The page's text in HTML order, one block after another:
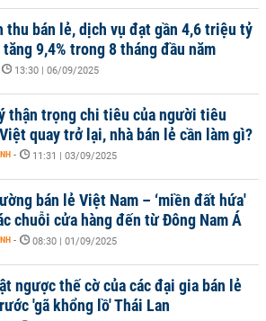
thu bán lẻ, dịch vụ đạt gần 4,6 triệu tỷ
9,4% trong 8 tháng đầu năm
13:30 | 06/09/2025
thận trọng chi tiêu của người tiêu
quay trở lại, nhà bán lẻ cần làm gì?
- 11:31 | 03/09/2025
bán lẻ Việt Nam – ‘miền đất hứa'
chuỗi cửa hàng đến từ Đông Nam Á
- 08:30 | 01/09/2025
ngược thế cờ của các đại gia bán lẻ
'gã khổng lồ' Thái Lan